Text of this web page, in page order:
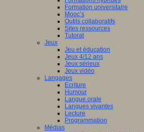
Formation universitaire
Mooc’s
Outils collaboratifs
Sites ressources
Tutorat
Jeux
Jeu et éducation
Jeux 4/12 ans
Jeux sérieux
Jeux vidéo
Langages
Ecriture
Humour
Langue orale
Langues vivantes
Lecture
Programmation
Médias